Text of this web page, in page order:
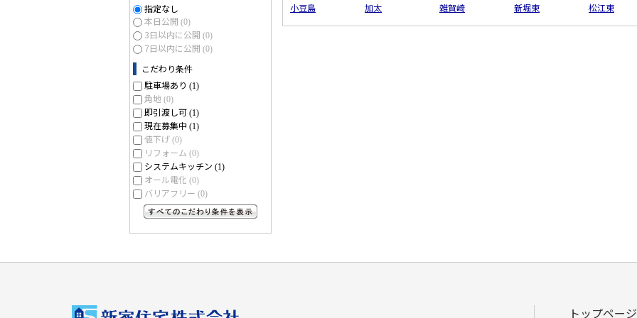
指定なし
本日公開 (0)
3日以内に公開 (0)
7日以内に公開 (0)
こだわり条件
駐車場あり (1)
角地 (0)
即引渡し可 (1)
現在募集中 (1)
値下げ (0)
リフォーム (0)
システムキッチン (1)
オール電化 (0)
バリアフリー (0)
小豆島 加太 雑賀崎 新堀東 松江東
トップページ